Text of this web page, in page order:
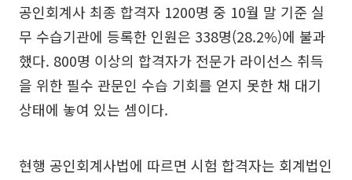
공인회계사 최종 합격자 1200명 중 10월 말 기준 실
무 수습기관에 등록한 인원은 338명(28.2%)에 불과
했다. 800명 이상의 합격자가 전문가 라이선스 취득
을 위한 필수 관문인 수습 기회를 얻지 못한 채 대기
상태에 놓여 있는 셈이다.
현행 공인회계사법에 따르면 시험 합격자는 회계법인